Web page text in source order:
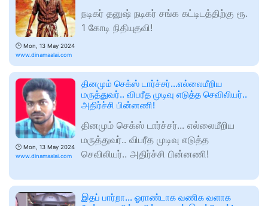
🕑 Mon, 13 May 2024
www.dinamaalai.com
நடிகர் தனுஷ் நடிகர் சங்க கட்டிடத்திற்கு ரூ.
1 கோடி நிதியுதவி!
🕑 Mon, 13 May 2024
www.dinamaalai.com
தினமும் செக்ஸ் டார்ச்சர்...எல்லைமீறிய
மருத்துவர்.. விபரீத முடிவு எடுத்த செவிலியர்..
அதிர்ச்சி பின்னணி!
தினமும் செக்ஸ் டார்ச்சர்... எல்லைமீறிய
மருத்துவர்.. விபரீத முடிவு எடுத்த
செவிலியர்.. அதிர்ச்சி பின்னணி!
இதப் பார்றா... ஓராண்டாக வணிக வளாக